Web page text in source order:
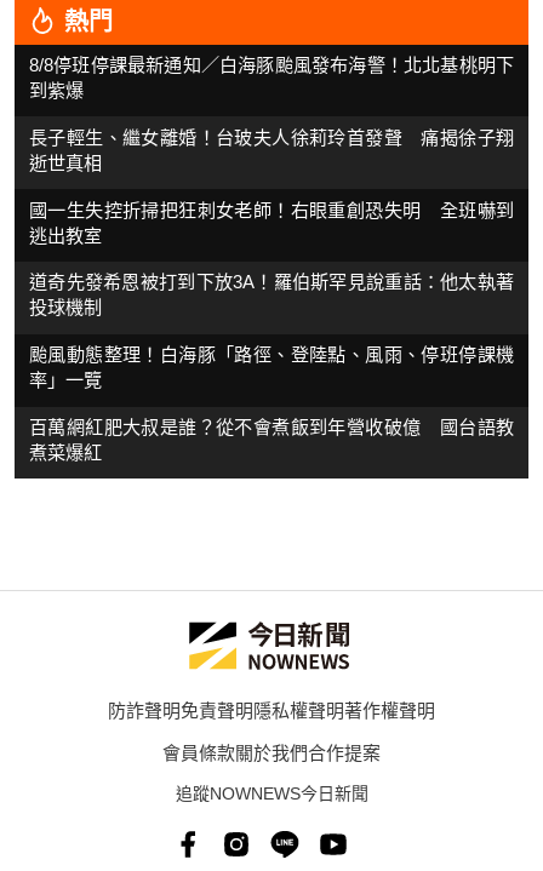
熱門
8/8停班停課最新通知／白海豚颱風發布海警！北北基桃明下
到紫爆
長子輕生、繼女離婚！台玻夫人徐莉玲首發聲 痛揭徐子翔
逝世真相
國一生失控折掃把狂刺女老師！右眼重創恐失明 全班嚇到
逃出教室
道奇先發希恩被打到下放3A！羅伯斯罕見說重話：他太執著
投球機制
颱風動態整理！白海豚「路徑、登陸點、風雨、停班停課機
率」一覽
百萬網紅肥大叔是誰？從不會煮飯到年營收破億 國台語教
煮菜爆紅
防詐聲明免責聲明隱私權聲明著作權聲明
會員條款關於我們合作提案
追蹤NOWNEWS今日新聞